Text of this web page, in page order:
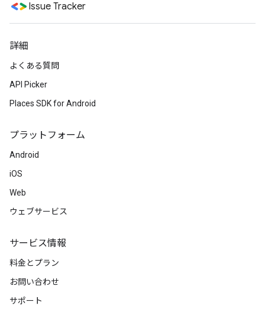
Issue Tracker
詳細
よくある質問
API Picker
Places SDK for Android
プラットフォーム
Android
iOS
Web
ウェブサービス
サービス情報
料金とプラン
お問い合わせ
サポート